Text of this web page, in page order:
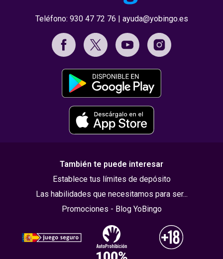
Teléfono: 930 47 72 76 | ayuda@yobingo.es
También te puede interesar
Establece tus límites de depósito
Las habilidades que necesitamos para ser...
Promociones - Blog YoBingo